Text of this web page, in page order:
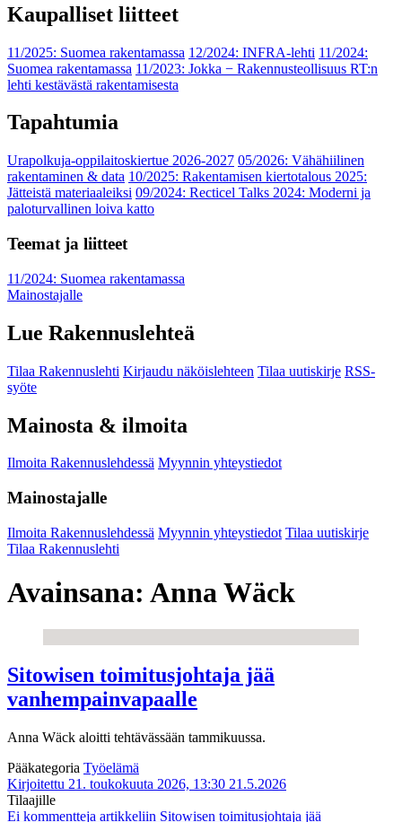
Kaupalliset liitteet
11/2025: Suomea rakentamassa 12/2024: INFRA-lehti 11/2024:
Suomea rakentamassa 11/2023: Jokka − Rakennusteollisuus RT:n
lehti kestävästä rakentamisesta
Tapahtumia
Urapolkuja-oppilaitoskiertue 2026-2027 05/2026: Vähähiilinen
rakentaminen & data 10/2025: Rakentamisen kiertotalous 2025:
Jätteistä materiaaleiksi 09/2024: Recticel Talks 2024: Moderni ja
paloturvallinen loiva katto
Teemat ja liitteet
11/2024: Suomea rakentamassa
Mainostajalle
Lue Rakennuslehteä
Tilaa Rakennuslehti Kirjaudu näköislehteen Tilaa uutiskirje RSS-
syöte
Mainosta & ilmoita
Ilmoita Rakennuslehdessä Myynnin yhteystiedot
Mainostajalle
Ilmoita Rakennuslehdessä Myynnin yhteystiedot Tilaa uutiskirje
Tilaa Rakennuslehti
Avainsana: Anna Wäck
Sitowisen toimitusjohtaja jää
vanhempainvapaalle
Anna Wäck aloitti tehtävässään tammikuussa.
Pääkategoria Työelämä
Kirjoitettu 21. toukokuuta 2026, 13:30 21.5.2026
Tilaajille
Ei kommentteja artikkeliin Sitowisen toimitusjohtaja jää